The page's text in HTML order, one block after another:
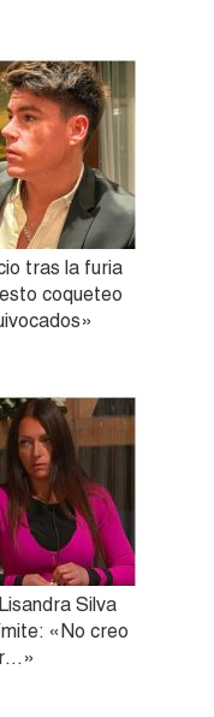
tras la furia
coqueteo
Silva
«No creo